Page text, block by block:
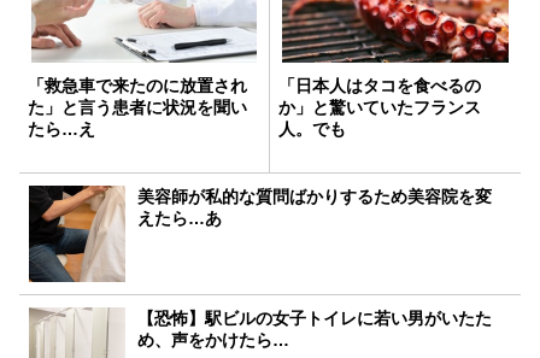
「救急車で来たのに放置され
た」と言う患者に状況を聞い
たら…え
「日本人はタコを食べるの
か」と驚いていたフランス
人。でも
美容師が私的な質問ばかりするため美容院を変
えたら…あ
【恐怖】駅ビルの女子トイレに若い男がいたた
め、声をかけたら…